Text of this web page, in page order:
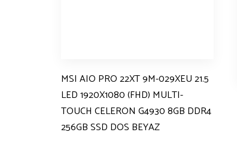
MSI AIO PRO 22XT 9M-029XEU 21.5
LED 1920X1080 (FHD) MULTI-
TOUCH CELERON G4930 8GB DDR4
256GB SSD DOS BEYAZ